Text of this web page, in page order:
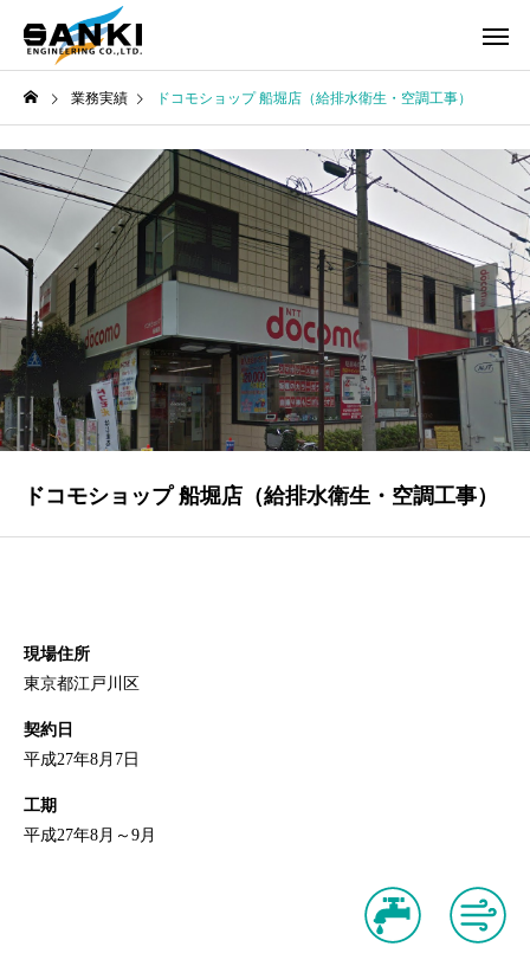
業務実績 ドコモショップ 船堀店（給排水衛生・空調工事）
ドコモショップ 船堀店（給排水衛生・空調工事）
現場住所
東京都江戸川区
契約日
平成27年8月7日
工期
平成27年8月～9月